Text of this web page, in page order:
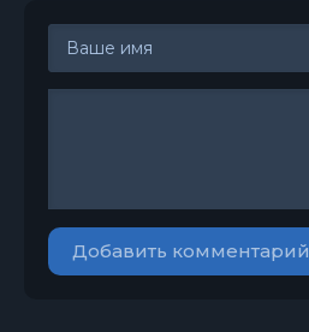
Добавить комментарий